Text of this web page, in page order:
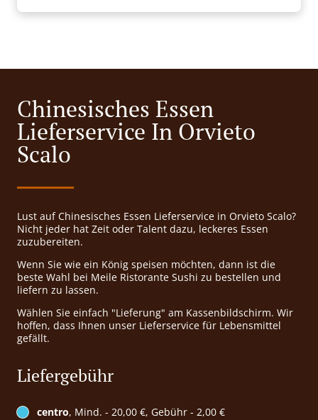
Chinesisches Essen
Lieferservice In Orvieto
Scalo
Lust auf Chinesisches Essen Lieferservice in Orvieto Scalo?
Nicht jeder hat Zeit oder Talent dazu, leckeres Essen
zuzubereiten.
Wenn Sie wie ein König speisen möchten, dann ist die
beste Wahl bei Meile Ristorante Sushi zu bestellen und
liefern zu lassen.
Wählen Sie einfach "Lieferung" am Kassenbildschirm. Wir
hoffen, dass Ihnen unser Lieferservice für Lebensmittel
gefällt.
Liefergebühr
centro, Mind. - 20,00 €, Gebühr - 2,00 €